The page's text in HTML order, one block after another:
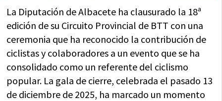
La Diputación de Albacete ha clausurado la 18ª
edición de su Circuito Provincial de BTT con una
ceremonia que ha reconocido la contribución de
ciclistas y colaboradores a un evento que se ha
consolidado como un referente del ciclismo
popular. La gala de cierre, celebrada el pasado 13
de diciembre de 2025, ha marcado un momento